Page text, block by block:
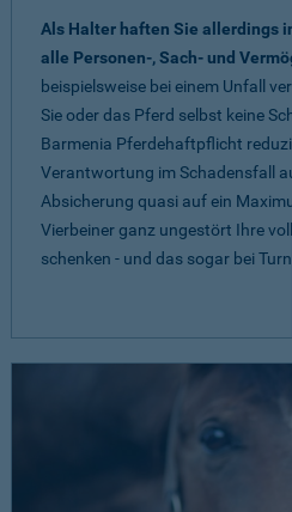
Als Halter haften Sie allerdings
alle Personen-, Sach- und
beispielsweise bei einem Unfall
Sie oder das Pferd selbst keine
Barmenia Pferdehaftpflicht
Verantwortung im Schadensfall
Absicherung quasi auf ein
Vierbeiner ganz ungestört Ihre
schenken - und das sogar bei